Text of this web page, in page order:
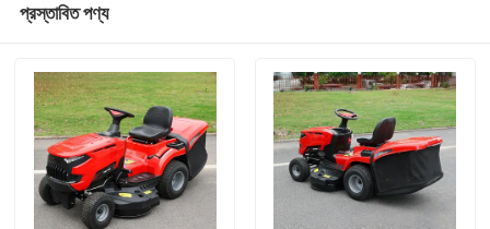
প্রস্তাবিত পণ্য